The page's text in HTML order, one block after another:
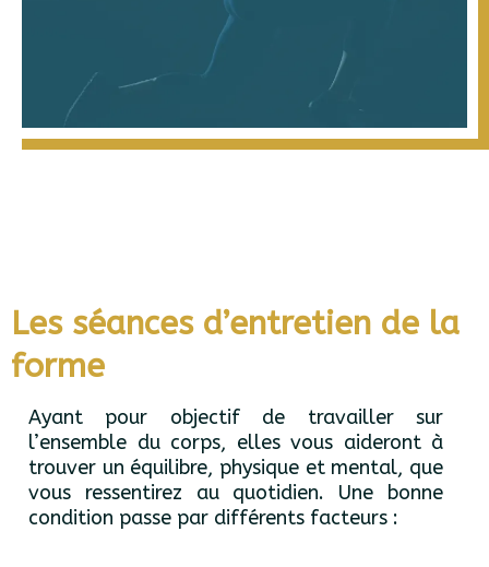
Les séances d’entretien de la
forme
Ayant pour objectif de travailler sur
l’ensemble du corps, elles vous aideront à
trouver un équilibre, physique et mental, que
vous ressentirez au quotidien. Une bonne
condition passe par différents facteurs :